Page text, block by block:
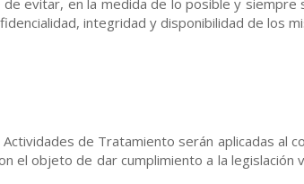
evitar, en la medida de lo posible y siempre
integridad y disponibilidad de los
de Tratamiento serán aplicadas al
el objeto de dar cumplimiento a la legislación